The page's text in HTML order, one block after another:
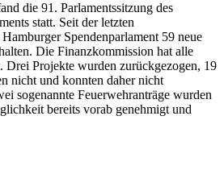
die 91. Parlamentssitzung des
statt. Seit der letzten
Spendenparlament 59 neue
Die Finanzkommission hat alle
Drei Projekte wurden zurückgezogen, 19
nicht und konnten daher nicht
sogenannte Feuerwehranträge wurden
bereits vorab genehmigt und